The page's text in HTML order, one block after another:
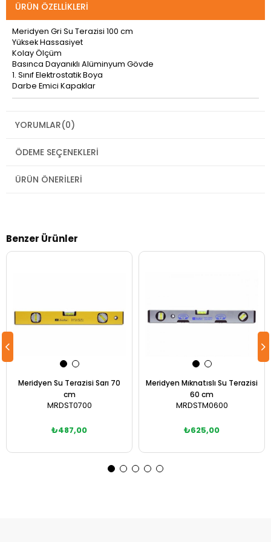
ÜRÜN ÖZELLIKLERI
Meridyen Gri Su Terazisi 100 cm
Yüksek Hassasiyet
Kolay Ölçüm
Basınca Dayanıklı Alüminyum Gövde
1. Sınıf Elektrostatik Boya
Darbe Emici Kapaklar
YORUMLAR(0)
ÖDEME SEÇENEKLERI
ÜRÜN ÖNERILERI
Benzer Ürünler
Meridyen Su Terazisi Sarı 70
cm
MRDST0700
₺487,00
Meridyen Mıknatıslı Su Terazisi
60 cm
MRDSTM0600
₺625,00